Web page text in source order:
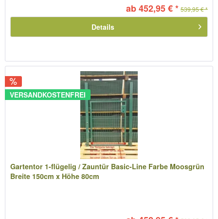
ab 452,95 € * 539,95 € *
Details
VERSANDKOSTENFREI
Gartentor 1-flügelig / Zauntür Basic-Line Farbe Moosgrün
Breite 150cm x Höhe 80cm